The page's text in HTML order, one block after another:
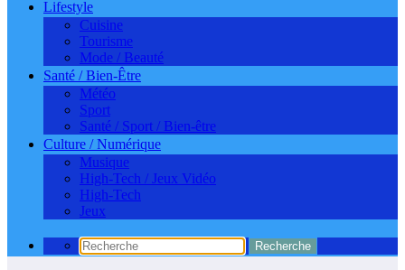
Lifestyle
Cuisine
Tourisme
Mode / Beauté
Santé / Bien-Être
Météo
Sport
Santé / Sport / Bien-être
Culture / Numérique
Musique
High-Tech / Jeux Vidéo
High-Tech
Jeux